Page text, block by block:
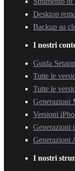
Desktop
Backup su
I nostri
Guida
Tutte le
Tutte le
Generazioni
Versioni
Generazioni
Generazioni
I nostri